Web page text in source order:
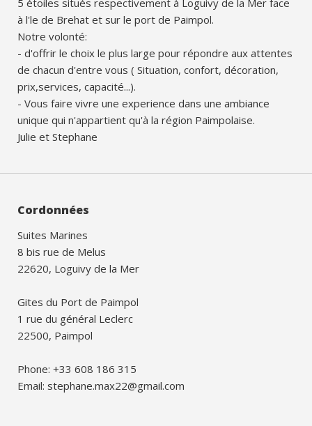
à l'le de Brehat et sur le port de Paimpol.
Notre volonté:
- d'offrir le choix le plus large pour répondre aux attentes
de chacun d'entre vous ( Situation, confort, décoration,
prix,services, capacité...).
- Vous faire vivre une experience dans une ambiance
unique qui n'appartient qu'à la région Paimpolaise.
Julie et Stephane
Cordonnées
Suites Marines
8 bis rue de Melus
22620, Loguivy de la Mer
Gites du Port de Paimpol
1 rue du général Leclerc
22500, Paimpol
Phone: +33 608 186 315
Email: stephane.max22@gmail.com